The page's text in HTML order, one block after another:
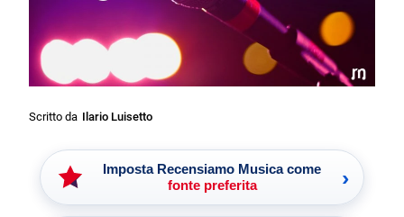
Scritto da Ilario Luisetto
Imposta Recensiamo Musica come
fonte preferita
›